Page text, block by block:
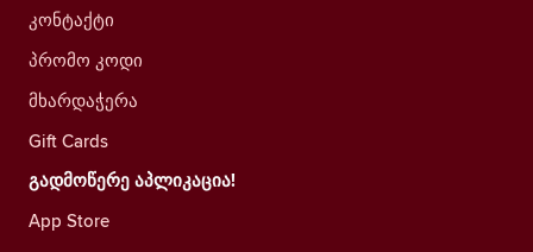
კონტაქტი
პრომო კოდი
მხარდაჭერა
Gift Cards
გადმოწერე აპლიკაცია!
App Store